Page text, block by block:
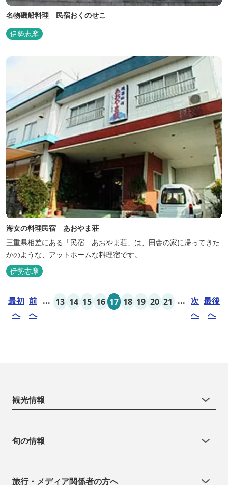
名物磯船料理 民宿おくのせこ
伊勢志摩
海女の料理民宿 あおやま荘
三重県相差にある「民宿 あおやま荘」は、田舎の家に帰ってきた
かのような、アットホームな料理宿です。
伊勢志摩
最初
へ
前
へ
... 13 14 15 16 17 18 19 20 21 ... 次
へ
最後
へ
観光情報
旬の情報
旅行・メディア関係者の方へ